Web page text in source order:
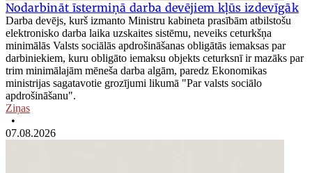
Nodarbināt īstermiņā darba devējiem kļūs izdevīgāk
Darba devējs, kurš izmanto Ministru kabineta prasībām atbilstošu
elektronisko darba laika uzskaites sistēmu, neveiks ceturkšņa
minimālās Valsts sociālās apdrošināšanas obligātās iemaksas par
darbiniekiem, kuru obligāto iemaksu objekts ceturksnī ir mazāks par
trim minimālajām mēneša darba algām, paredz Ekonomikas
ministrijas sagatavotie grozījumi likumā "Par valsts sociālo
apdrošināšanu".
Ziņas
•
07.08.2026